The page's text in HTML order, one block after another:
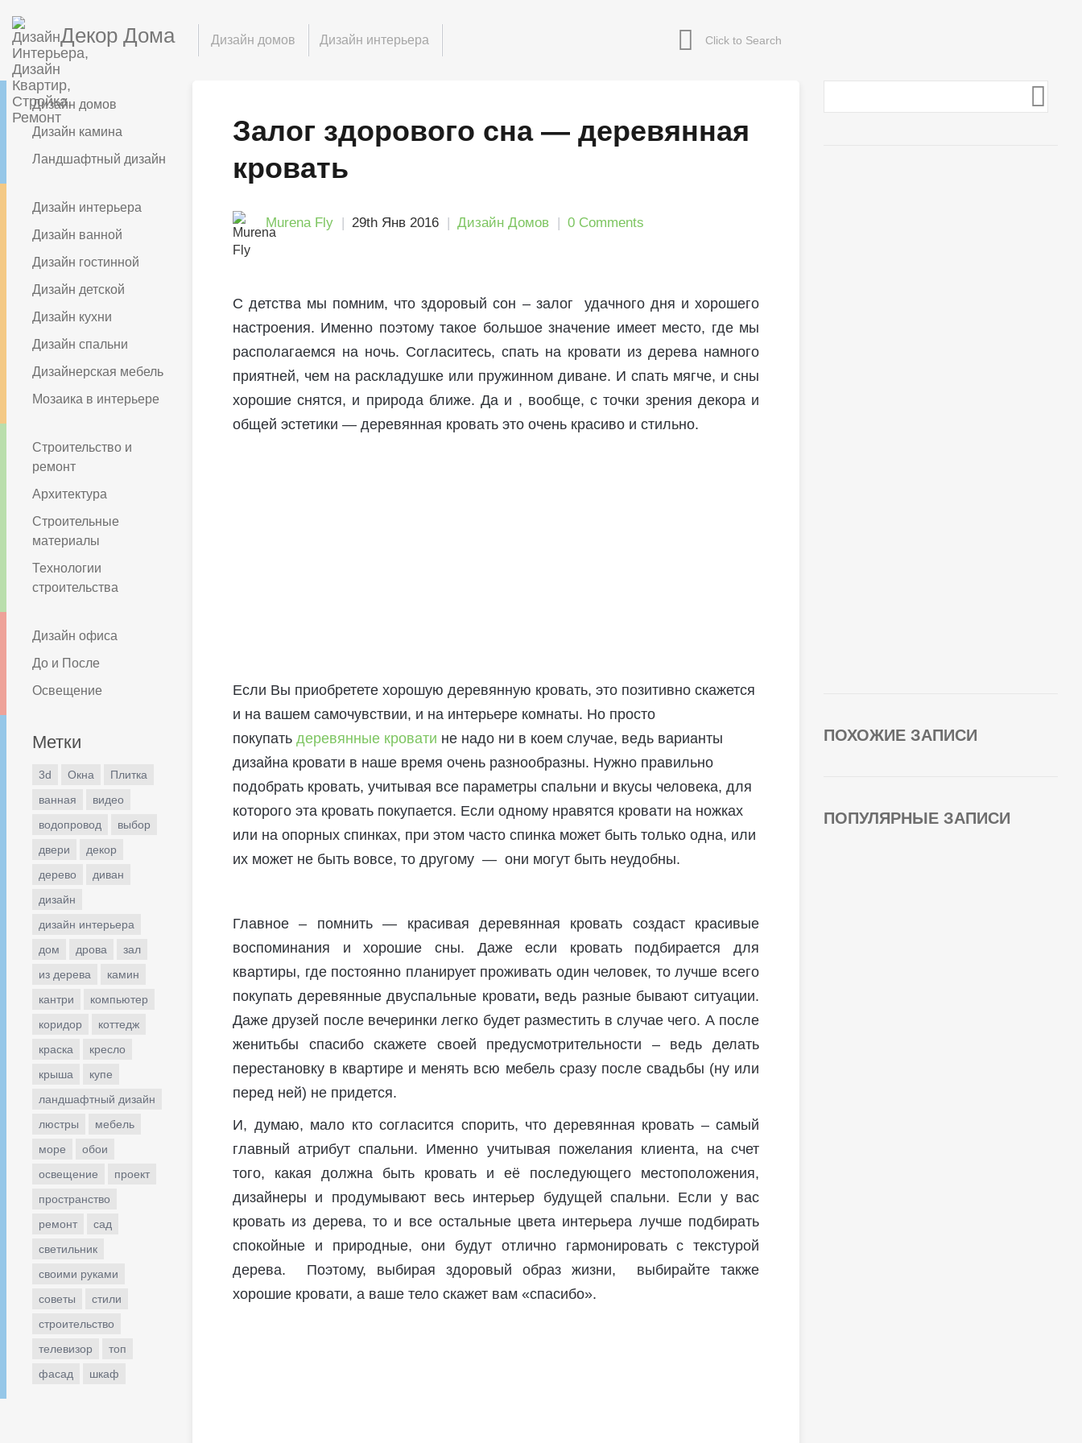
Декор Дома Дизайн домов Дизайн интерьера
Дизайн домов
Дизайн камина
Ландшафтный дизайн
Дизайн интерьера
Дизайн ванной
Дизайн гостинной
Дизайн детской
Дизайн кухни
Дизайн спальни
Дизайнерская мебель
Мозаика в интерьере
Строительство и
ремонт
Архитектура
Строительные
материалы
Технологии
строительства
Дизайн офиса
До и После
Освещение
Метки
3d Окна
Плитка
ванная
видео
водопровод
выбор
двери
декор
дерево
диван
дизайн
дизайн интерьера
дом
дрова
зал
из дерева
камин
кантри
компьютер
коридор
коттедж
краска
кресло
крыша
купе
ландшафтный дизайн
люстры
мебель
море
обои
освещение
проект
пространство
ремонт
сад
светильник
своими руками
советы
стили
строительство
телевизор
топ
фасад
шкаф
Залог здорового сна — деревянная
кровать
Murena Fly 29th Янв 2016 Дизайн Домов 0 Comments
С детства мы помним, что здоровый сон – залог удачного дня и хорошего
настроения. Именно поэтому такое большое значение имеет место, где мы
располагаемся на ночь. Согласитесь, спать на кровати из дерева намного
приятней, чем на раскладушке или пружинном диване. И спать мягче, и сны
хорошие снятся, и природа ближе. Да и , вообще, с точки зрения декора и
общей эстетики — деревянная кровать это очень красиво и стильно.
Если Вы приобретете хорошую деревянную кровать, это позитивно скажется
и на вашем самочувствии, и на интерьере комнаты. Но просто
покупать деревянные кровати не надо ни в коем случае, ведь варианты
дизайна кровати в наше время очень разнообразны. Нужно правильно
подобрать кровать, учитывая все параметры спальни и вкусы человека, для
которого эта кровать покупается. Если одному нравятся кровати на ножках
или на опорных спинках, при этом часто спинка может быть только одна, или
их может не быть вовсе, то другому — они могут быть неудобны.
Главное – помнить — красивая деревянная кровать создаст красивые
воспоминания и хорошие сны. Даже если кровать подбирается для
квартиры, где постоянно планирует проживать один человек, то лучше всего
покупать деревянные двуспальные кровати, ведь разные бывают ситуации.
Даже друзей после вечеринки легко будет разместить в случае чего. А после
женитьбы спасибо скажете своей предусмотрительности – ведь делать
перестановку в квартире и менять всю мебель сразу после свадьбы (ну или
перед ней) не придется.
И, думаю, мало кто согласится спорить, что деревянная кровать – самый
главный атрибут спальни. Именно учитывая пожелания клиента, на счет
того, какая должна быть кровать и её последующего местоположения,
дизайнеры и продумывают весь интерьер будущей спальни. Если у вас
кровать из дерева, то и все остальные цвета интерьера лучше подбирать
спокойные и природные, они будут отлично гармонировать с текстурой
дерева. Поэтому, выбирая здоровый образ жизни, выбирайте также
хорошие кровати, а ваше тело скажет вам «спасибо».
ПОХОЖИЕ ЗАПИСИ
ПОПУЛЯРНЫЕ ЗАПИСИ